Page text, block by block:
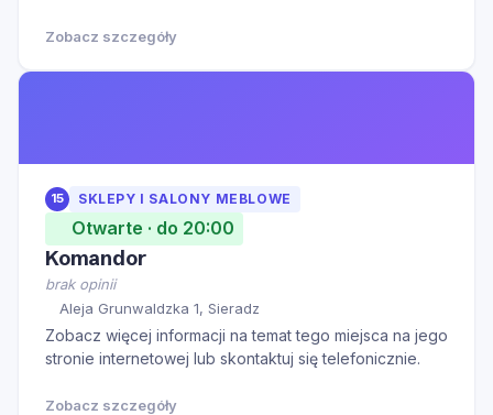
Zobacz szczegóły
15 SKLEPY I SALONY MEBLOWE
Otwarte · do 20:00
Komandor
brak opinii
Aleja Grunwaldzka 1, Sieradz
Zobacz więcej informacji na temat tego miejsca na jego
stronie internetowej lub skontaktuj się telefonicznie.
Zobacz szczegóły